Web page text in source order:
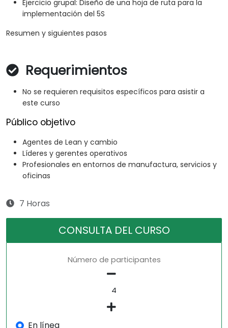
Ejercicio grupal: Diseño de una hoja de ruta para la
implementación del 5S
Resumen y siguientes pasos
Requerimientos
No se requieren requisitos específicos para asistir a
este curso
Público objetivo
Agentes de Lean y cambio
Líderes y gerentes operativos
Profesionales en entornos de manufactura, servicios y
oficinas
7 Horas
CONSULTA DEL CURSO
Número de participantes
En línea